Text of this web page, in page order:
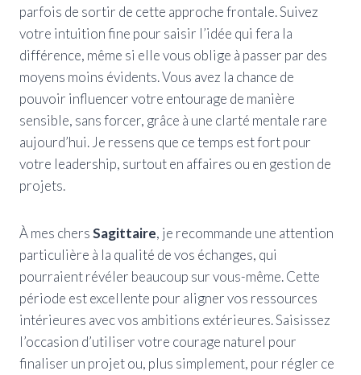
parfois de sortir de cette approche frontale. Suivez
votre intuition fine pour saisir l’idée qui fera la
différence, même si elle vous oblige à passer par des
moyens moins évidents. Vous avez la chance de
pouvoir influencer votre entourage de manière
sensible, sans forcer, grâce à une clarté mentale rare
aujourd’hui. Je ressens que ce temps est fort pour
votre leadership, surtout en affaires ou en gestion de
projets.
À mes chersSagittaire, je recommande une attention
particulière à la qualité de vos échanges, qui
pourraient révéler beaucoup sur vous-même. Cette
période est excellente pour aligner vos ressources
intérieures avec vos ambitions extérieures. Saisissez
l’occasion d’utiliser votre courage naturel pour
finaliser un projet ou, plus simplement, pour régler ce